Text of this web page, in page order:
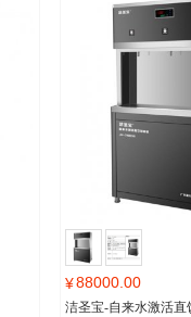
¥88000.00
洁圣宝-自来水激活直